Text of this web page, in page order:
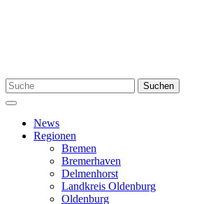
Suchen
nach:
Suchen
Menü
News
Regionen
Bremen
Bremerhaven
Delmenhorst
Landkreis Oldenburg
Oldenburg